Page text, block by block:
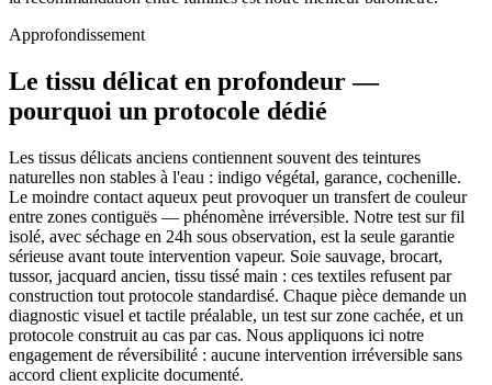
Approfondissement
Le tissu délicat en profondeur —
pourquoi un protocole dédié
Les tissus délicats anciens contiennent souvent des teintures
naturelles non stables à l'eau : indigo végétal, garance, cochenille.
Le moindre contact aqueux peut provoquer un transfert de couleur
entre zones contiguës — phénomène irréversible. Notre test sur fil
isolé, avec séchage en 24h sous observation, est la seule garantie
sérieuse avant toute intervention vapeur. Soie sauvage, brocart,
tussor, jacquard ancien, tissu tissé main : ces textiles refusent par
construction tout protocole standardisé. Chaque pièce demande un
diagnostic visuel et tactile préalable, un test sur zone cachée, et un
protocole construit au cas par cas. Nous appliquons ici notre
engagement de réversibilité : aucune intervention irréversible sans
accord client explicite documenté.